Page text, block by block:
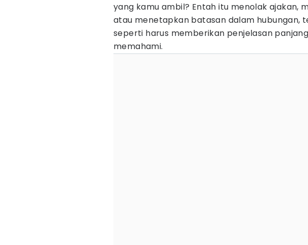
yang kamu ambil? Entah itu menolak ajakan,
atau menetapkan batasan dalam hubungan,
seperti harus memberikan penjelasan
memahami.